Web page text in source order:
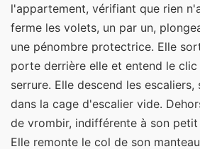
l'appartement, vérifiant que rien
ferme les volets, un par un,
une pénombre protectrice. Elle
porte derrière elle et entend le
serrure. Elle descend les escaliers,
dans la cage d'escalier vide.
de vrombir, indifférente à son petit
Elle remonte le col de son